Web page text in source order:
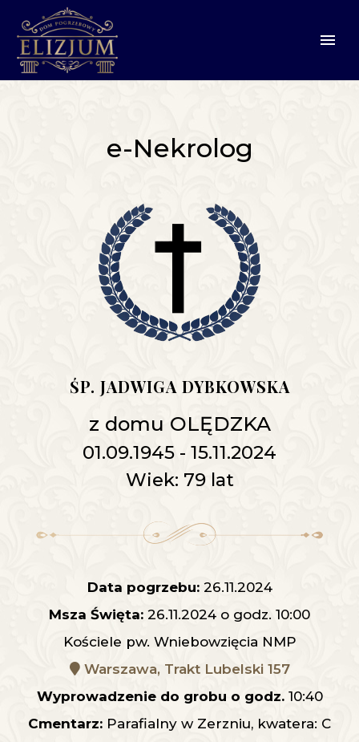
e-Nekrolog
ŚP. JADWIGA DYBKOWSKA
z domu OLĘDZKA
01.09.1945 - 15.11.2024
Wiek: 79 lat
Data pogrzebu:26.11.2024
Msza Święta: 26.11.2024 o godz. 10:00
Kościele pw. Wniebowzięcia NMP
Warszawa, Trakt Lubelski 157
Wyprowadzenie do grobu o godz.10:40
Cmentarz: Parafialny w Zerzniu, kwatera: C